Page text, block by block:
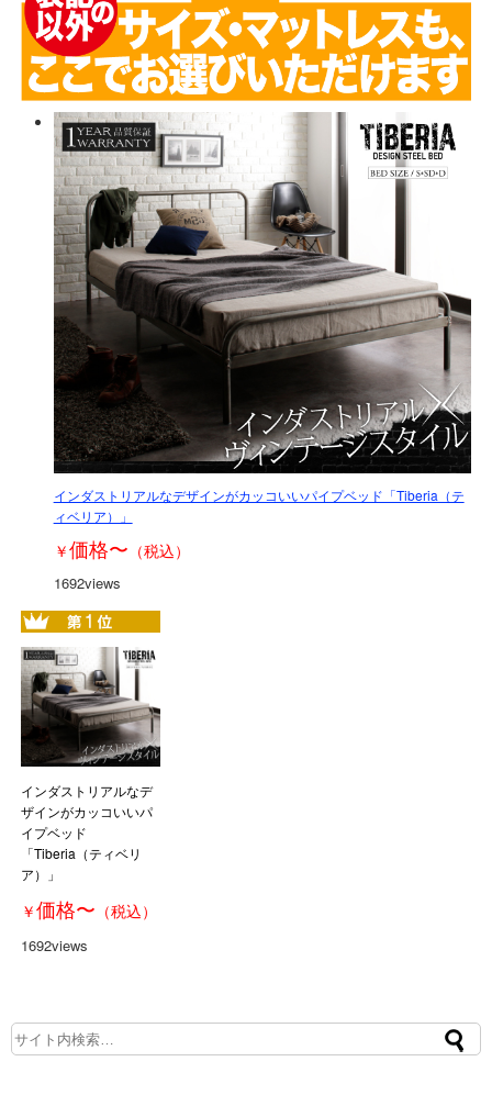
インダストリアルなデザインがカッコいいパイプベッド「Tiberia（テ
ィベリア）」
￥価格〜 （税込）
1692views
インダストリアルなデ
ザインがカッコいいパ
イプベッド
「Tiberia（ティベリ
ア）」
￥価格〜 （税込）
1692views